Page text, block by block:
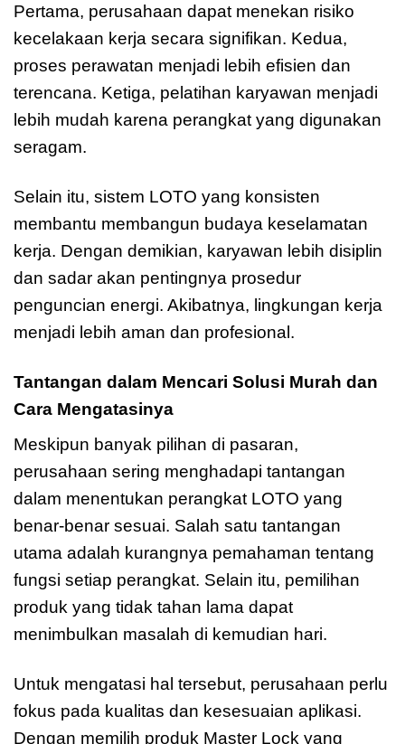
Pertama, perusahaan dapat menekan risiko
kecelakaan kerja secara signifikan. Kedua,
proses perawatan menjadi lebih efisien dan
terencana. Ketiga, pelatihan karyawan menjadi
lebih mudah karena perangkat yang digunakan
seragam.
Selain itu, sistem LOTO yang konsisten
membantu membangun budaya keselamatan
kerja. Dengan demikian, karyawan lebih disiplin
dan sadar akan pentingnya prosedur
penguncian energi. Akibatnya, lingkungan kerja
menjadi lebih aman dan profesional.
Tantangan dalam Mencari Solusi Murah dan
Cara Mengatasinya
Meskipun banyak pilihan di pasaran,
perusahaan sering menghadapi tantangan
dalam menentukan perangkat LOTO yang
benar-benar sesuai. Salah satu tantangan
utama adalah kurangnya pemahaman tentang
fungsi setiap perangkat. Selain itu, pemilihan
produk yang tidak tahan lama dapat
menimbulkan masalah di kemudian hari.
Untuk mengatasi hal tersebut, perusahaan perlu
fokus pada kualitas dan kesesuaian aplikasi.
Dengan memilih produk Master Lock yang